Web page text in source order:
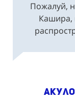
Пожалуй,
Кашира,